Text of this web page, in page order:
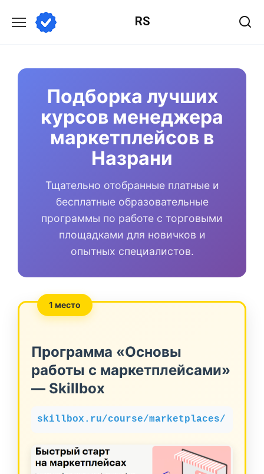
содержанию
RS
Подборка лучших
курсов менеджера
маркетплейсов в
Назрани
Тщательно отобранные платные и
бесплатные образовательные
программы по работе с торговыми
площадками для новичков и
опытных специалистов.
1 место
Программа «Основы
работы с маркетплейсами»
— Skillbox
skillbox.ru/course/marketplaces/